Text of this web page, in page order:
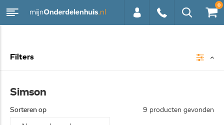
0
Filters
Simson
Sorteren op 9 producten gevonden